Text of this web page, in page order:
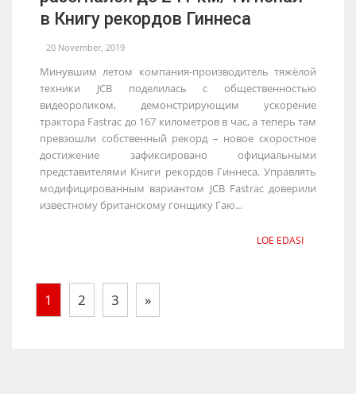
в Книгу рекордов Гиннеса
20 November, 2019
Минувшим летом компания-производитель тяжёлой
техники JCB поделилась с общественностью
видеороликом, демонстрирующим ускорение
трактора Fastrac до 167 километров в час, а теперь там
превзошли собственный рекорд – новое скоростное
достижение зафиксировано официальными
представителями Книги рекордов Гиннеса. Управлять
модифицированным вариантом JCB Fastrac доверили
известному британскому гонщику Гаю...
LOE EDASI
1 2 3 »